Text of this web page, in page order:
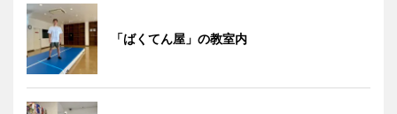
「ばくてん屋」の教室内